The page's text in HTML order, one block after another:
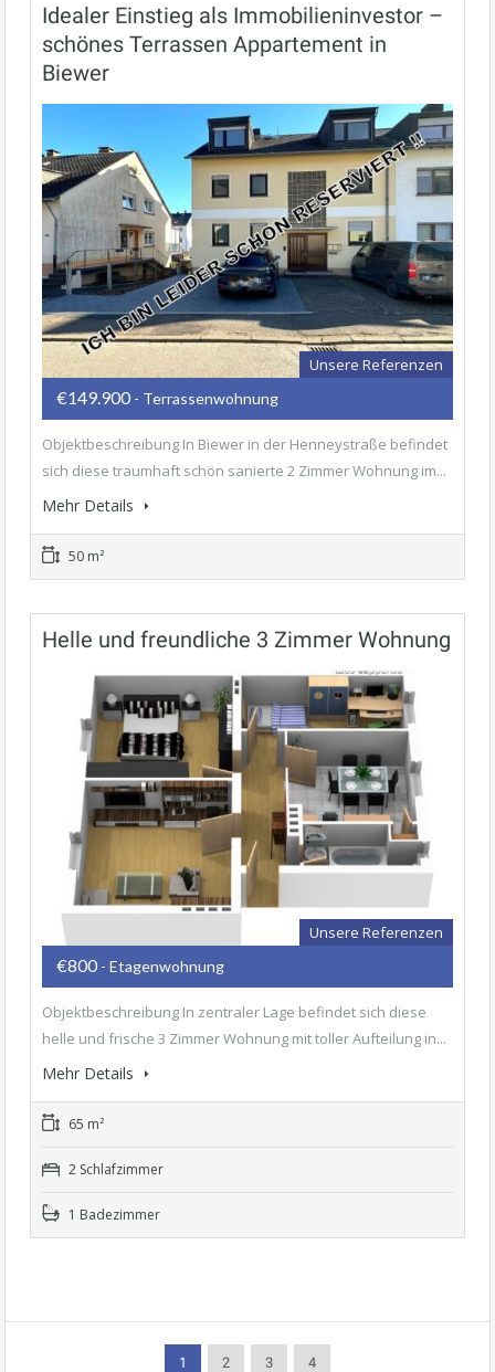
Idealer Einstieg als Immobilieninvestor –
schönes Terrassen Appartement in
Biewer
Unsere Referenzen
€149.900 - Terrassenwohnung
Objektbeschreibung In Biewer in der Henneystraße befindet
sich diese traumhaft schön sanierte 2 Zimmer Wohnung im...
Mehr Details
50 m²
Helle und freundliche 3 Zimmer Wohnung
Unsere Referenzen
€800 - Etagenwohnung
Objektbeschreibung In zentraler Lage befindet sich diese
helle und frische 3 Zimmer Wohnung mit toller Aufteilung in...
Mehr Details
65 m²
2 Schlafzimmer
1 Badezimmer
1 2 3 4